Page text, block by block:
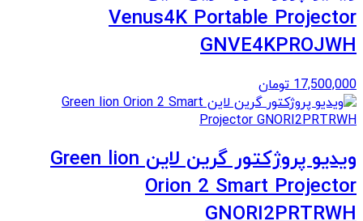
Venus4K Portable Projector
GNVE4KPROJWH
17,500,000 تومان
ویدیو پروژکتور گرین لاین Green lion
Orion 2 Smart Projector
GNORI2PRTRWH